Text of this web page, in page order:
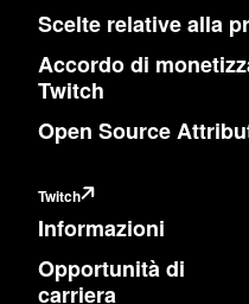
Scelte relative alla
Accordo di
Twitch
Open Source
Twitch
Informazioni
Opportunità di
carriera